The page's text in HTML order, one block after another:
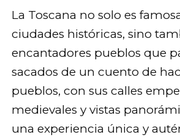
La Toscana no solo es
ciudades históricas, sino
encantadores pueblos que
sacados de un cuento de
pueblos, con sus calles
medievales y vistas
una experiencia única y